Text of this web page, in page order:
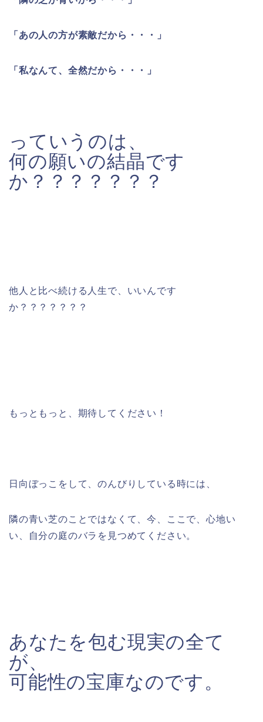
「あの人の方が素敵だから・・・」
「私なんて、全然だから・・・」
っていうのは、
何の願いの結晶です
か？？？？？？？
他人と比べ続ける人生で、いいんです
か？？？？？？？
もっともっと、期待してください！
日向ぼっこをして、のんびりしている時には、
隣の青い芝のことではなくて、今、ここで、心地い
い、自分の庭のバラを見つめてください。
あなたを包む現実の全て
が、
可能性の宝庫なのです。